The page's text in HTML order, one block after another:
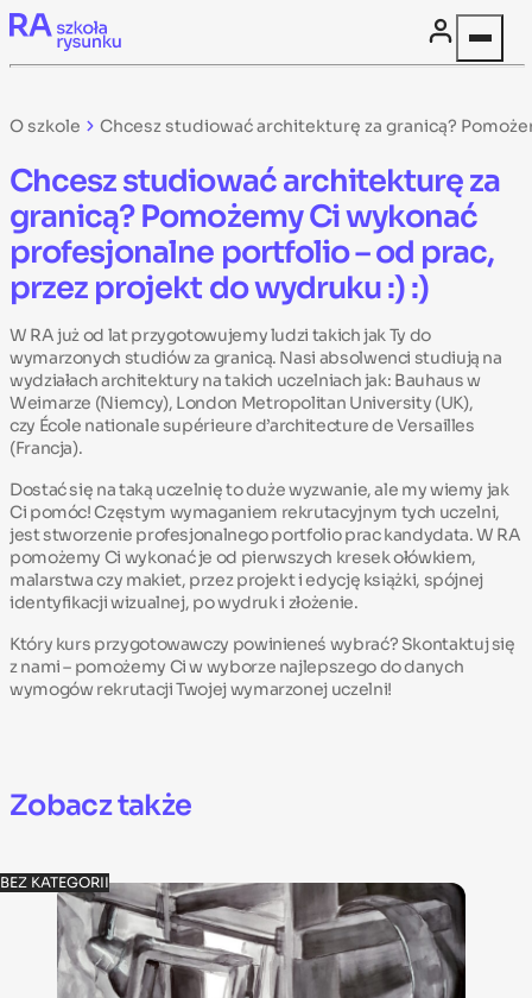
Skip to content
O szkole Chcesz studiować architekturę za granicą?
Chcesz studiować architekturę za
granicą? Pomożemy Ci wykonać
profesjonalne portfolio – od prac,
przez projekt do wydruku :) :)
W RA już od lat przygotowujemy ludzi takich jak Ty do
wymarzonych studiów za granicą. Nasi absolwenci studiują na
wydziałach architektury na takich uczelniach jak: Bauhaus w
Weimarze (Niemcy), London Metropolitan University (UK),
czy École nationale supérieure d’architecture de Versailles
(Francja).
Dostać się na taką uczelnię to duże wyzwanie, ale my wiemy jak
Ci pomóc! Częstym wymaganiem rekrutacyjnym tych uczelni,
jest stworzenie profesjonalnego portfolio prac kandydata. W RA
pomożemy Ci wykonać je od pierwszych kresek ołówkiem,
malarstwa czy makiet, przez projekt i edycję książki, spójnej
identyfikacji wizualnej, po wydruk i złożenie.
Który kurs przygotowawczy powinieneś wybrać? Skontaktuj się
z nami – pomożemy Ci w wyborze najlepszego do danych
wymogów rekrutacji Twojej wymarzonej uczelni!
Zobacz także
BEZ KATEGORII